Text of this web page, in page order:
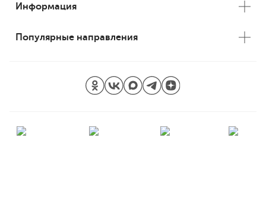
Информация
Популярные направления